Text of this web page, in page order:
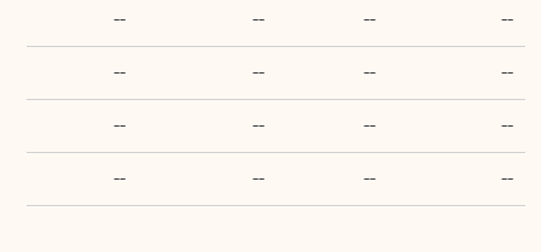
--
--
--
--
--
--
--
--
--
--
--
--
--
--
--
--